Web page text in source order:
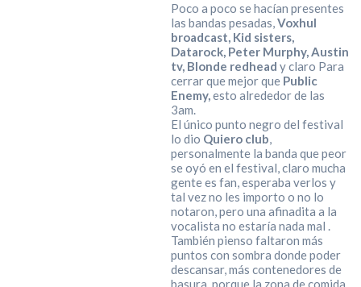
Poco a poco se hacían presentes
las bandas pesadas,Voxhul
broadcast, Kid sisters,
Datarock, Peter Murphy, Austin
tv, Blonde redhead y claro Para
cerrar que mejor que Public
Enemy,esto alrededor de las
3am.
El único punto negro del festival
lo dio Quiero club,
personalmente la banda que peor
se oyó en el festival, claro mucha
gente es fan, esperaba verlos y
tal vez no les importo o no lo
notaron, pero una afinadita a la
vocalista no estaría nada mal .
También pienso faltaron más
puntos con sombra donde poder
descansar, más contenedores de